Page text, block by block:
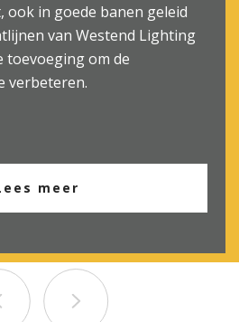
ook in goede banen geleid
van Westend Lighting
toevoeging om de
verbeteren.
meer